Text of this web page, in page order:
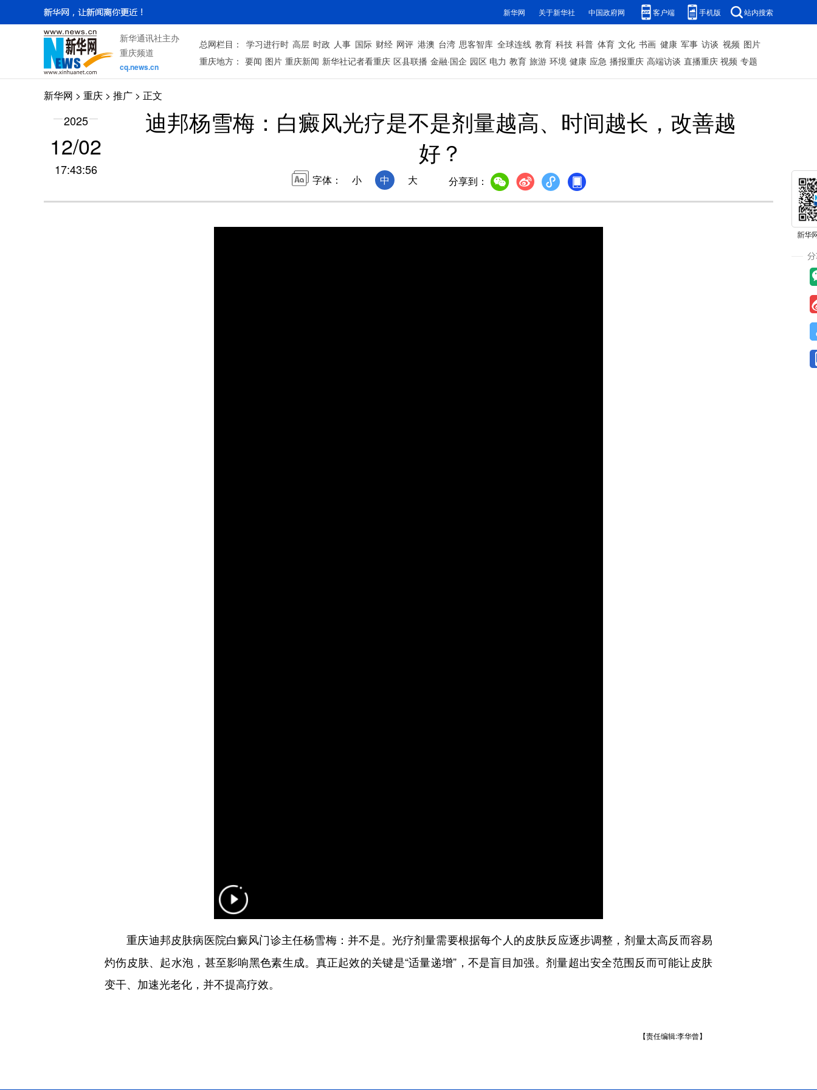
新华网 关于新华社 中国政府网 客户端 手机版 站内搜索
新华通讯社主办
重庆频道
cq.news.cn
总网栏目： 学习进行时 高层 时政 人事 国际 财经 网评 港澳 台湾 思客智库 全球连线 教育 科技 科普 体育 文化 书画 健康 军事 访谈 视频 图片
重庆地方： 要闻 图片 重庆新闻 新华社记者看重庆 区县联播 金融·国企 园区 电力 教育 旅游 环境 健康 应急 播报重庆 高端访谈 直播重庆 视频 专题
新华网 > 重庆 > 推广 > 正文
2025
12/02
17:43:56
迪邦杨雪梅：白癜风光疗是不是剂量越高、时间越长，改善越
好？
字体： 小 中 大 分享到：
重庆迪邦皮肤病医院白癜风门诊主任杨雪梅： 并不是。光疗剂量需要根据每个人的皮肤反应逐步调整，剂量太高反而容易
灼伤皮肤、起水泡，甚至影响黑色素生成。真正起效的关键是“适量递增”，不是盲目加强。剂量超出安全范围反而可能让皮肤
变干、加速光老化，并不提高疗效。
【责任编辑:李华曾】